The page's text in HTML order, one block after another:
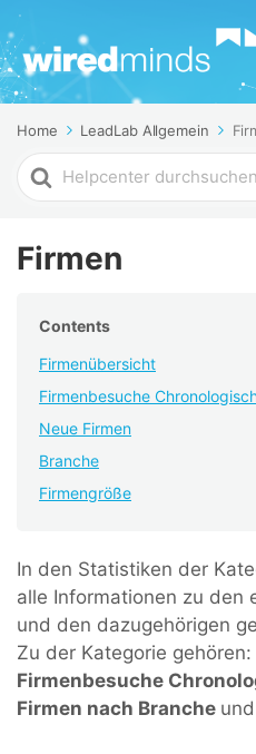
Home LeadLab Allgemein
Search
For
Firmen
Contents
Firmenübersicht
Firmenbesuche
Neue Firmen
Branche
Firmengröße
In den Statistiken der
alle Informationen zu den
und den dazugehörigen
Zu der Kategorie gehören:
Firmenbesuche
Firmen nach Branche und